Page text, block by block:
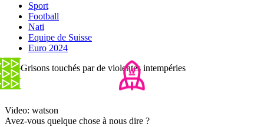
Sport
Football
Nati
Equipe de Suisse
Euro 2024
Les Grisons touchés par de violentes intempéries
Video: watson
Avez-vous quelque chose à nous dire ?